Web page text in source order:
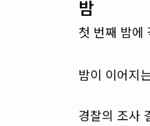
밤
첫 번째 밤에
밤이 이어지
경찰의 조사